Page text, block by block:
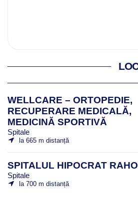
WELLCARE – ORTOPEDIE,
RECUPERARE MEDICALĂ,
MEDICINĂ SPORTIVĂ
Spitale
la 665 m distanță
SPITALUL HIPOCRAT
Spitale
la 700 m distanță